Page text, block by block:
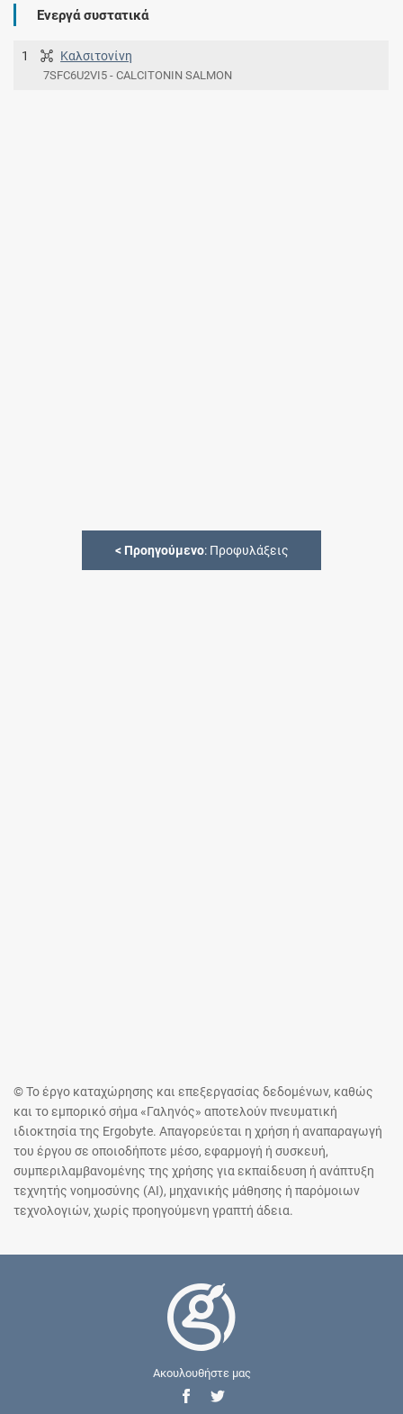
Ενεργά συστατικά
1 Καλσιτονίνη
7SFC6U2VI5 - CALCITONIN SALMON
< Προηγούμενο: Προφυλάξεις
© Το έργο καταχώρησης και επεξεργασίας δεδομένων, καθώς
και το εμπορικό σήμα «Γαληνός» αποτελούν πνευματική
ιδιοκτησία της Ergobyte. Απαγορεύεται η χρήση ή αναπαραγωγή
του έργου σε οποιοδήποτε μέσο, εφαρμογή ή συσκευή,
συμπεριλαμβανομένης της χρήσης για εκπαίδευση ή ανάπτυξη
τεχνητής νοημοσύνης (AI), μηχανικής μάθησης ή παρόμοιων
τεχνολογιών, χωρίς προηγούμενη γραπτή άδεια.
Ακουλουθήστε μας